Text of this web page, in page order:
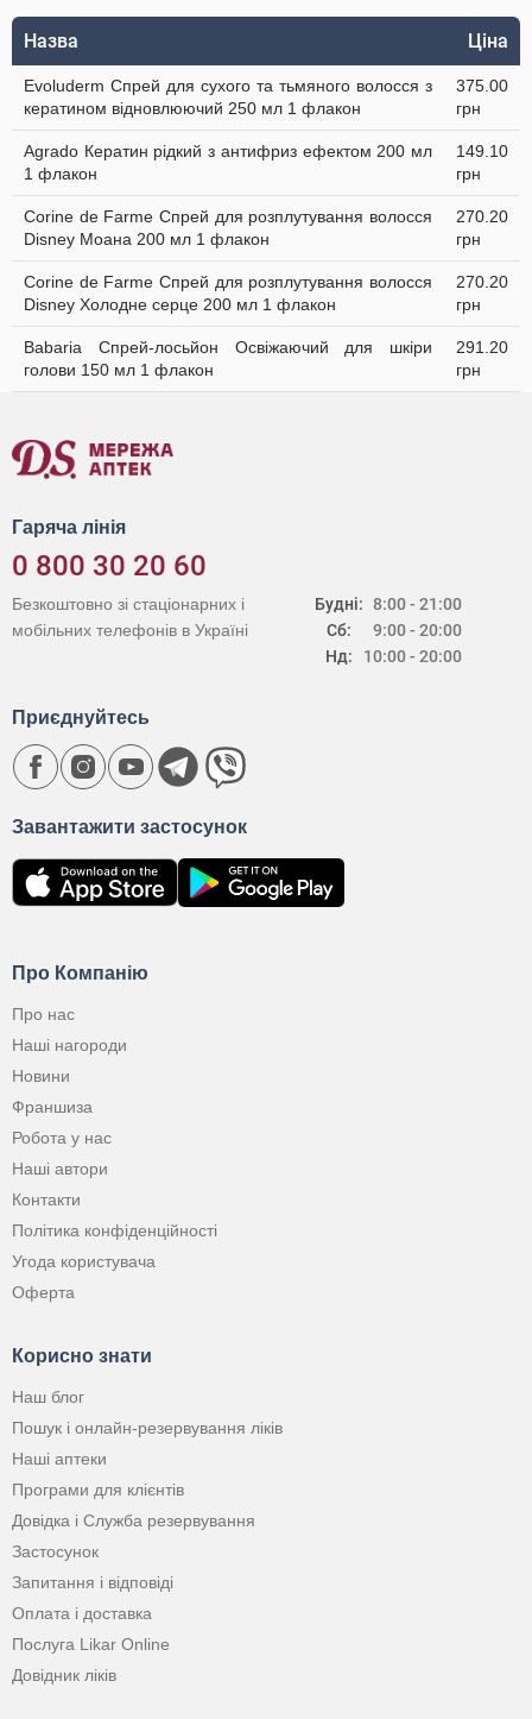
Назва Ціна
Evoluderm Спрей для сухого та тьмяного волосся з
кератином відновлюючий 250 мл 1 флакон
375.00
грн
Agrado Кератин рідкий з антифриз ефектом 200 мл
1 флакон
149.10
грн
Corine de Farme Спрей для розплутування волосся
Disney Моана 200 мл 1 флакон
270.20
грн
Corine de Farme Спрей для розплутування волосся
Disney Холодне серце 200 мл 1 флакон
270.20
грн
Babaria Спрей-лосьйон Освіжаючий для шкіри
голови 150 мл 1 флакон
291.20
грн
Гаряча лінія
0 800 30 20 60
Будні:
Сб:
Нд:
8:00 - 21:00
9:00 - 20:00
10:00 - 20:00
Безкоштовно зі стаціонарних і
мобільних телефонів в Україні
Про Компанію
Про нас
Наші нагороди
Новини
Франшиза
Робота у нас
Наші автори
Контакти
Політика конфіденційності
Угода користувача
Оферта
Корисно знати
Наш блог
Пошук і онлайн-резервування ліків
Наші аптеки
Програми для клієнтів
Довідка і Служба резервування
Застосунок
Запитання і відповіді
Оплата і доставка
Послуга Likar Online
Довідник ліків
Завантажити застосунок
Приєднуйтесь